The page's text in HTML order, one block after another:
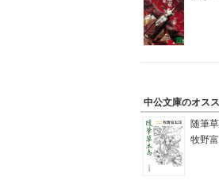
中公文庫のオス
随筆
牧野